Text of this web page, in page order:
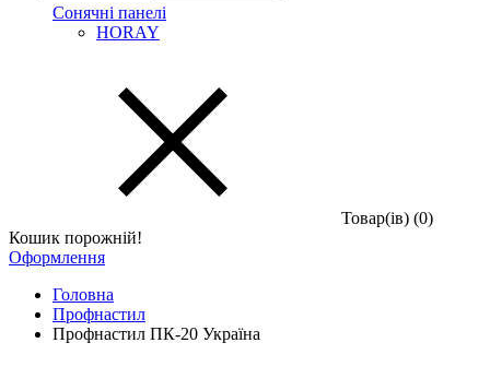
Сонячні панелі
HORAY
Товар(iв) (0)
Кошик порожній!
Оформлення
Головна
Профнастил
Профнастил ПК-20 Україна